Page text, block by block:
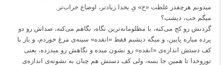
میدونم هرچقدر غلظت «خ» یِ بخدا زیادتر، اوضاع خراب‌تر.
میگم خب، دیشب؟
گردنش رو کج می‌کنه، با مظلومانه‌ترین نگاه، نگاهم می‌کنه، صداش رو دو
پرده میاره پایین، و میگه دیشبم فقط «انقده» سینه‌ی مرغ خوردم، و باز با
کف دستش اندازه‌ی «انقده» رو نشون میده و نگاهش رو میدزده، یعنی
توروخدا تا همین جا بسه، ولی کف دستش هم چنان به نشونه‌ی اندازه‌ی